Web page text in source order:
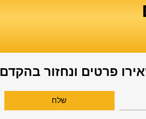
פרטים ונחזור בהקדם
שלח